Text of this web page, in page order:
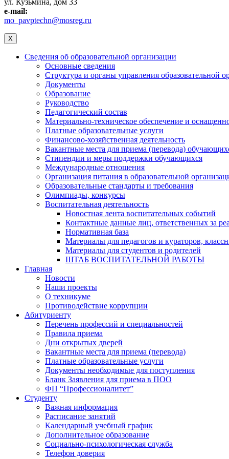
e-mail:
mo_pavptechn@mosreg.ru
X
Сведения об образовательной организации
Основные сведения
Структура и органы управления образовательной
Документы
Образование
Руководство
Педагогический состав
Материально-техническое обеспечение и
Платные образовательные услуги
Финансово-хозяйственная деятельность
Вакантные места для приема (перевода)
Стипендии и меры поддержки обучающихся
Международные отношения
Организация питания в образовательной
Образовательные стандарты и требования
Олимпиады, конкурсы
Воспитательная деятельность
Новостная лента воспитательных событий
Контактные данные лиц, ответственных за
Нормативная база
Материалы для педагогов и кураторов,
Материалы для студентов и родителей
ШТАБ ВОСПИТАТЕЛЬНОЙ РАБОТЫ
Главная
Новости
Наши проекты
О техникуме
Противодействие коррупции
Абитуриенту
Перечень профессий и специальностей
Правила приема
Дни открытых дверей
Вакантные места для приема (перевода)
Платные образовательные услуги
Документы необходимые для поступления
Бланк Заявления для приема в ПОО
ФП “Профессионалитет”
Студенту
Важная информация
Расписание занятий
Календарный учебный график
Дополнительное образование
Социально-психологическая служба
Телефон доверия